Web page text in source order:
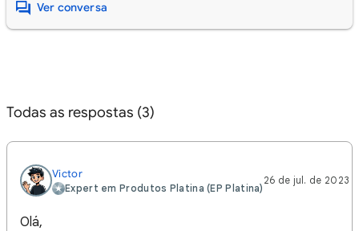
Ver conversa
Todas as respostas (3)
Victor‎
Expert em Produtos Platina (EP Platina)
26 de jul. de 2023
Olá,